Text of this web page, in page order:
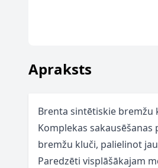
Apraksts
Brenta sintētiskie bremžu
Komplekas
bremžu kluči, palielinot
Paredzēti visplāšākajam